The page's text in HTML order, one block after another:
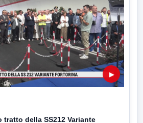
▶
della SS212 Variante